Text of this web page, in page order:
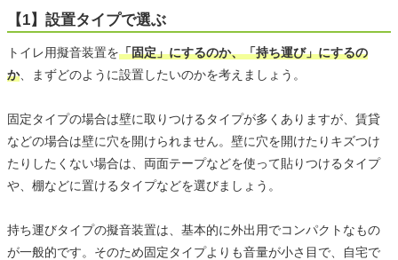
【1】設置タイプで選ぶ
トイレ用擬音装置を「固定」にするのか、「持ち運び」にするの
か、まずどのように設置したいのかを考えましょう。
固定タイプの場合は壁に取りつけるタイプが多くありますが、賃貸
などの場合は壁に穴を開けられません。壁に穴を開けたりキズつけ
たりしたくない場合は、両面テープなどを使って貼りつけるタイプ
や、棚などに置けるタイプなどを選びましょう。
持ち運びタイプの擬音装置は、基本的に外出用でコンパクトなもの
が一般的です。そのため固定タイプよりも音量が小さ目で、自宅で